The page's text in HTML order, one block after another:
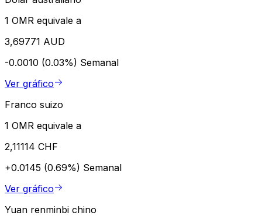
1 OMR equivale a
3,69771 AUD
-0.0010 (0.03%) Semanal
Ver gráfico
Franco suizo
1 OMR equivale a
2,11114 CHF
+0.0145 (0.69%) Semanal
Ver gráfico
Yuan renminbi chino